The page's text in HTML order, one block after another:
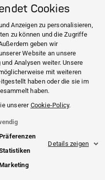
Cookies
Anzeigen zu personalisieren,
zu können und die Zugriffe
geben wir
Website an unsere
Analysen weiter. Unsere
mit weiteren
haben oder die sie im
haben.
unserer Cookie-Policy.
Details zeigen